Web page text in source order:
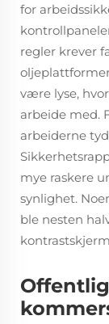
for
regler krever
være lyse,
arbeide med.
arbeiderne
mye raskere
synlighet.
ble nesten